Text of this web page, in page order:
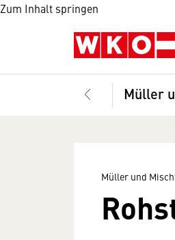
Zum Inhalt springen
Müller und